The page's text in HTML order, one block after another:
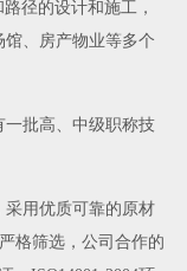
径的设计和施工，
馆、房产物业等多个
批高、中级职称技
用优质可靠的原材
格筛选，公司合作的